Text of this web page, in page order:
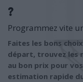
?
Programmez vite
Faites les bons
départ, trouvez les
au bon prix pour
estimation rapide